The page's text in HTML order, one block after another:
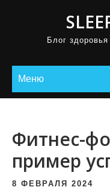
Блог
Меню
Фитнес-
пример
8 ФЕВРАЛЯ 2024